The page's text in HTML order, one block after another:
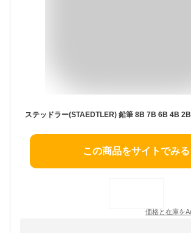
この商品をサイトでみる
価格と在庫を